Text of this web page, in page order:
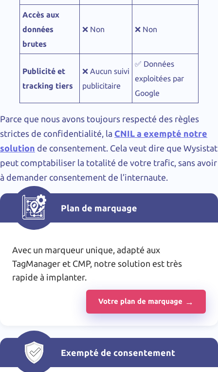
Accès aux
données
brutes
❌ Non ❌ Non
Publicité et
tracking tiers
❌ Aucun suivi
publicitaire
✅ Données
exploitées par
Google
Parce que nous avons toujours respecté des règles
strictes de confidentialité, la CNIL a exempté notre
solution de consentement. Cela veut dire que Wysistat
peut comptabiliser la totalité de votre trafic, sans avoir
à demander consentement de l’internaute.
Plan de marquage
Avec un marqueur unique, adapté aux
TagManager et CMP, notre solution est très
rapide à implanter.
Votre plan de marquage
Exempté de consentement